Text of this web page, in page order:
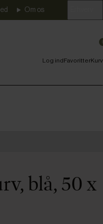
Om os
Log indFavoritterKurv
blå, 50 x